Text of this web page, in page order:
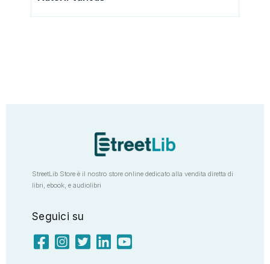
StreetLib Store è il nostro store online dedicato alla vendita diretta di
libri, ebook, e audiolibri
Seguici su